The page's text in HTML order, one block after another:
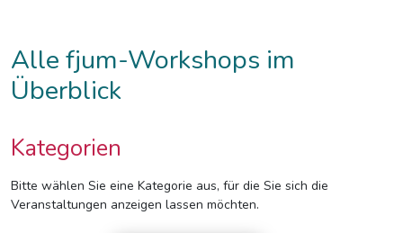
Alle fjum-Workshops im
Überblick
Kategorien
Bitte wählen Sie eine Kategorie aus, für die Sie sich die
Veranstaltungen anzeigen lassen möchten.